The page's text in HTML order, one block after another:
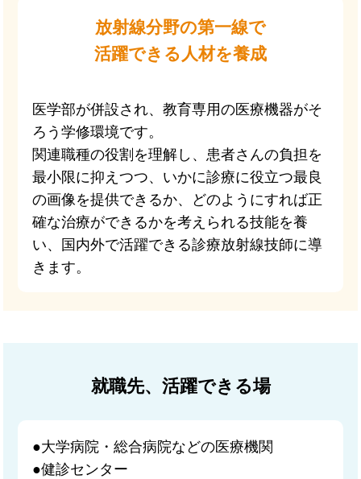
放射線分野の第一線で
活躍できる人材を養成
医学部が併設され、教育専用の医療機器がそ
ろう学修環境です。
関連職種の役割を理解し、患者さんの負担を
最小限に抑えつつ、いかに診療に役立つ最良
の画像を提供できるか、どのようにすれば正
確な治療ができるかを考えられる技能を養
い、国内外で活躍できる診療放射線技師に導
きます。
就職先、活躍できる場
●大学病院・総合病院などの医療機関
●健診センター